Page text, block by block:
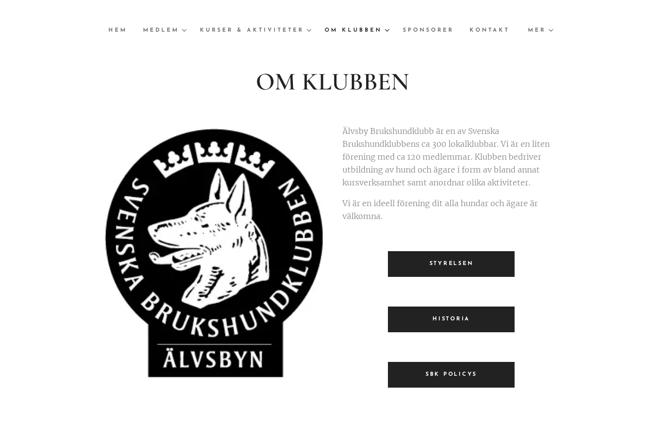
HEM MEDLEM KURSER & AKTIVITETER OM KLUBBEN SPONSORER KONTAKT MER
OM KLUBBEN
Älvsby Brukshundklubb är en av Svenska
Brukshundklubbens ca 300 lokalklubbar. Vi är en liten
förening med ca 120 medlemmar. Klubben bedriver
utbildning av hund och ägare i form av bland annat
kursverksamhet samt anordnar olika aktiviteter.
Vi är en ideell förening dit alla hundar och ägare är
välkomna.
STYRELSEN
HISTORIA
SBK POLICYS